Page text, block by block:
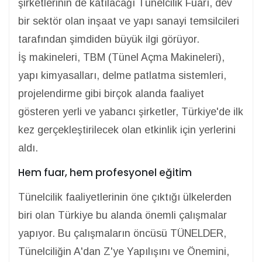
şirketlerinin de katılacağı Tünelcilik Fuarı, dev
bir sektör olan inşaat ve yapı sanayi temsilcileri
tarafından şimdiden büyük ilgi görüyor.
İş makineleri, TBM (Tünel Açma Makineleri),
yapı kimyasalları, delme patlatma sistemleri,
projelendirme gibi birçok alanda faaliyet
gösteren yerli ve yabancı şirketler, Türkiye'de ilk
kez gerçekleştirilecek olan etkinlik için yerlerini
aldı.
Hem fuar, hem profesyonel eğitim
Tünelcilik faaliyetlerinin öne çıktığı ülkelerden
biri olan Türkiye bu alanda önemli çalışmalar
yapıyor. Bu çalışmaların öncüsü TÜNELDER,
Tünelciliğin A'dan Z'ye Yapılışını ve Önemini,